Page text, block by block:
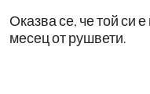
Оказва се, че той си
месец от рушвети.